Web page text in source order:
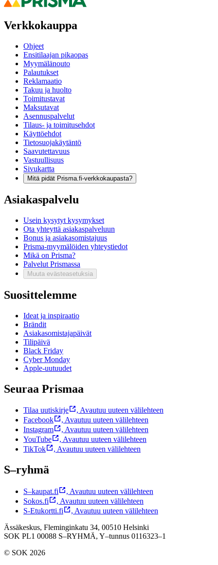
Verkkokauppa
Ohjeet
Ensitilaajan pikaopas
Myymälänouto
Palautukset
Reklamaatio
Takuu ja huolto
Toimitustavat
Maksutavat
Asennuspalvelut
Tilaus- ja toimitusehdot
Käyttöehdot
Tietosuojakäytäntö
Saavutettavuus
Vastuullisuus
Sivukartta
Mitä pidät Prisma.fi-verkkokaupasta?
Asiakaspalvelu
Usein kysytyt kysymykset
Ota yhteyttä asiakaspalveluun
Bonus ja asiakasomistajuus
Prisma-myymälöiden yhteystiedot
Mikä on Prisma?
Palvelut Prismassa
Muuta evästeasetuksia
Suosittelemme
Ideat ja inspiraatio
Brändit
Asiakasomistajapäivät
Tilipäivä
Black Friday
Cyber Monday
Apple-uutuudet
Seuraa Prismaa
Tilaa uutiskirje , Avautuu uuteen välilehteen
Facebook
, Avautuu uuteen välilehteen
Instagram
, Avautuu uuteen välilehteen
YouTube
, Avautuu uuteen välilehteen
TikTok
, Avautuu uuteen välilehteen
S–ryhmä
S–kaupat.fi , Avautuu uuteen välilehteen
Sokos.fi
, Avautuu uuteen välilehteen
S-Etukortti.fi
, Avautuu uuteen välilehteen
Ässäkeskus, Fleminginkatu 34, 00510 Helsinki
SOK PL1 00088 S–RYHMÄ, Y–tunnus 0116323–1
© SOK 2026